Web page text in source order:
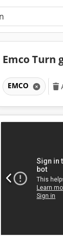
Emco Turn
EMCO